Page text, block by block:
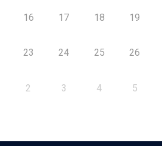
16 17 18 19
23 24 25 26
2 3 4 5